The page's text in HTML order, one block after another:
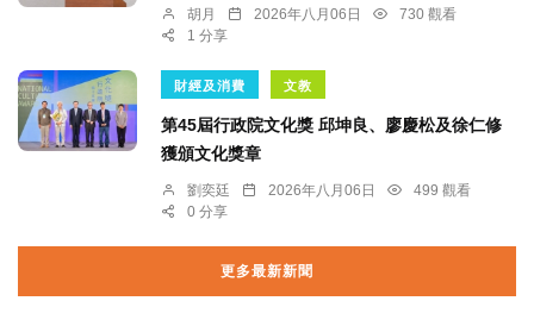
胡月 2026年八月06日
730 觀看
1 分享
財經及消費 文教
第45屆行政院文化獎 邱坤良、廖慶松及徐仁修
獲頒文化獎章
劉奕廷 2026年八月06日
499 觀看
0 分享
更多最新新聞